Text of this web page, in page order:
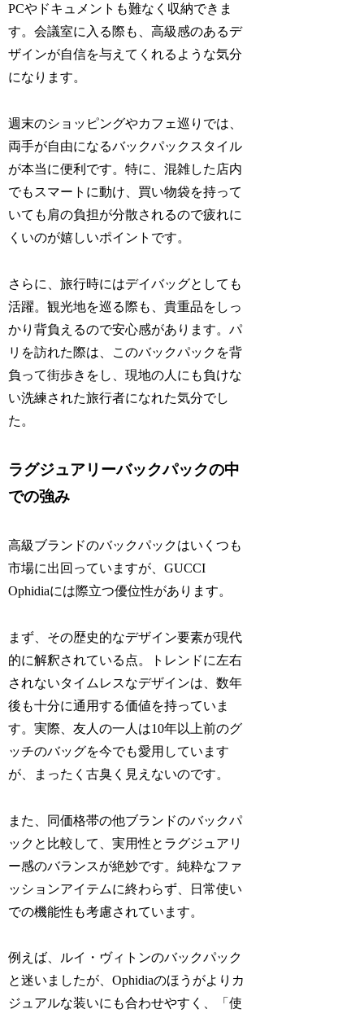
PCやドキュメントも難なく収納できま
す。会議室に入る際も、高級感のあるデ
ザインが自信を与えてくれるような気分
になります。
週末のショッピングやカフェ巡りでは、
両手が自由になるバックパックスタイル
が本当に便利です。特に、混雑した店内
でもスマートに動け、買い物袋を持って
いても肩の負担が分散されるので疲れに
くいのが嬉しいポイントです。
さらに、旅行時にはデイバッグとしても
活躍。観光地を巡る際も、貴重品をしっ
かり背負えるので安心感があります。パ
リを訪れた際は、このバックパックを背
負って街歩きをし、現地の人にも負けな
い洗練された旅行者になれた気分でし
た。
ラグジュアリーバックパックの中
での強み
高級ブランドのバックパックはいくつも
市場に出回っていますが、GUCCI
Ophidiaには際立つ優位性があります。
まず、その歴史的なデザイン要素が現代
的に解釈されている点。トレンドに左右
されないタイムレスなデザインは、数年
後も十分に通用する価値を持っていま
す。実際、友人の一人は10年以上前のグ
ッチのバッグを今でも愛用しています
が、まったく古臭く見えないのです。
また、同価格帯の他ブランドのバックパ
ックと比較して、実用性とラグジュアリ
ー感のバランスが絶妙です。純粋なファ
ッションアイテムに終わらず、日常使い
での機能性も考慮されています。
例えば、ルイ・ヴィトンのバックパック
と迷いましたが、Ophidiaのほうがよりカ
ジュアルな装いにも合わせやすく、「使